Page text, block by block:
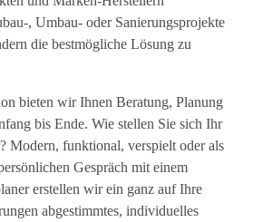
, Umbau- oder Sanierungsprojekte
die bestmögliche Lösung zu
bieten wir Ihnen Beratung, Planung
bis Ende. Wie stellen Sie sich Ihr
Modern, funktional, verspielt oder als
Gespräch mit einem
erstellen wir ein ganz auf Ihre
abgestimmtes, individuelles